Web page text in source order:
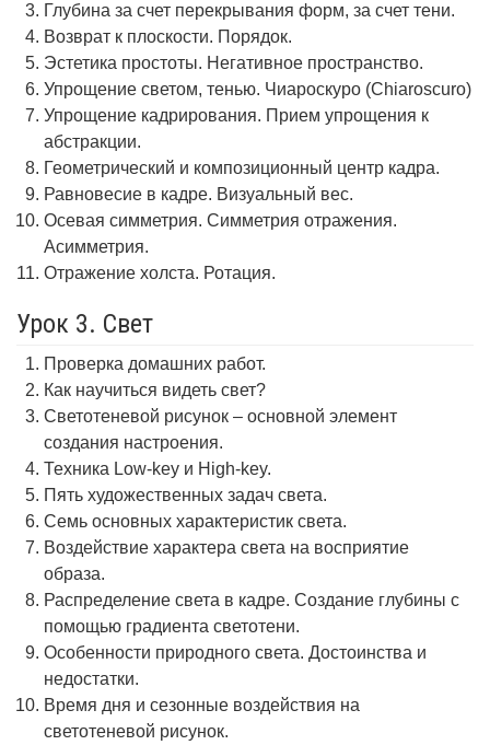
Глубина за счет перекрывания форм, за счет тени.
Возврат к плоскости. Порядок.
Эстетика простоты. Негативное пространство.
Упрощение светом, тенью. Чиароскуро (Chiaroscuro)
Упрощение кадрирования. Прием упрощения к
абстракции.
Геометрический и композиционный центр кадра.
Равновесие в кадре. Визуальный вес.
Осевая симметрия. Симметрия отражения.
Асимметрия.
Отражение холста. Ротация.
Урок 3. Свет
Проверка домашних работ.
Как научиться видеть свет?
Светотеневой рисунок – основной элемент
создания настроения.
Техника Low-key и High-key.
Пять художественных задач света.
Семь основных характеристик света.
Воздействие характера света на восприятие
образа.
Распределение света в кадре. Создание глубины с
помощью градиента светотени.
Особенности природного света. Достоинства и
недостатки.
Время дня и сезонные воздействия на
светотеневой рисунок.